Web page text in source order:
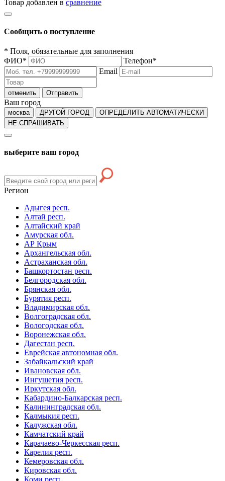
Товар добавлен в сравнение
Сообщить о поступление
* Поля, обязательные для заполнения
ФИО* Телефон*
Email
отменить Отправить
Ваш город
москва ДРУГОЙ ГОРОД
ОПРЕДЕЛИТЬ АВТОМАТИЧЕСКИ
НЕ СПРАШИВАТЬ
выберите ваш город
Регион
Адыгея респ.
Алтай респ.
Алтайский край
Амурская обл.
АР Крым
Архангельская обл.
Астраханская обл.
Башкортостан респ.
Белгородская обл.
Брянская обл.
Бурятия респ.
Владимирская обл.
Волгоградская обл.
Вологодская обл.
Воронежская обл.
Дагестан респ.
Еврейская автономная обл.
Забайкальский край
Ивановская обл.
Ингушетия респ.
Иркутская обл.
Кабардино-Балкарская респ.
Калининградская обл.
Калмыкия респ.
Калужская обл.
Камчатский край
Карачаево-Черкесская респ.
Карелия респ.
Кемеровская обл.
Кировская обл.